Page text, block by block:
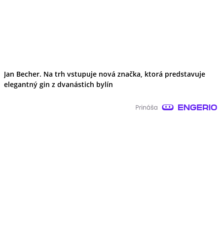
Jan Becher. Na trh vstupuje nová značka, ktorá predstavuje
elegantný gin z dvanástich bylín